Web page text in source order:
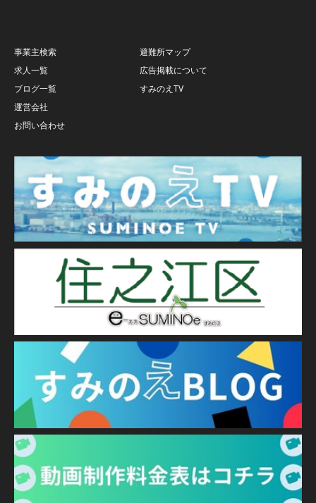
事業主検索
避難所マップ
求人一覧
広告掲載について
ブログ一覧
すみのえTV
運営会社
お問い合わせ